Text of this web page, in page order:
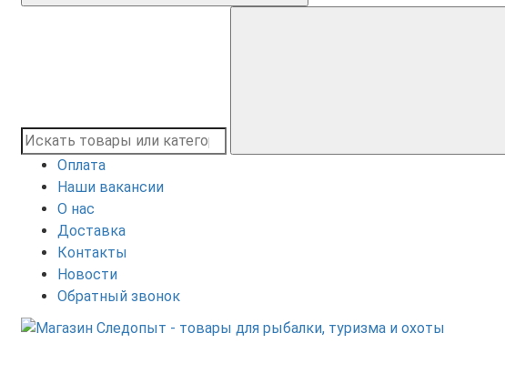
Оплата
Наши вакансии
О нас
Доставка
Контакты
Новости
Обратный звонок